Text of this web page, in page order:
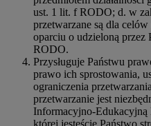
ust. 1 lit. f RODO; d. w
przetwarzane są dla
oparciu o udzieloną przez
RODO.
Przysługuje Państwu
prawo ich sprostowania,
ograniczenia
przetwarzanie jest
Informacyjno-
której jesteście Państwo